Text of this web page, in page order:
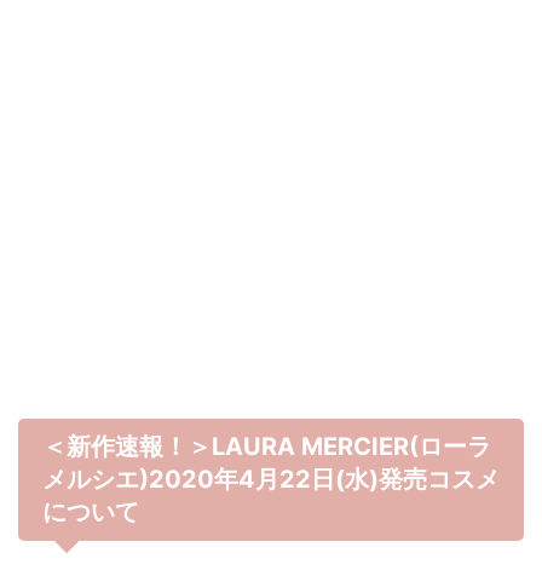
＜新作速報！＞LAURA MERCIER(ローラ
メルシエ)2020年4月22日(水)発売コスメ
について